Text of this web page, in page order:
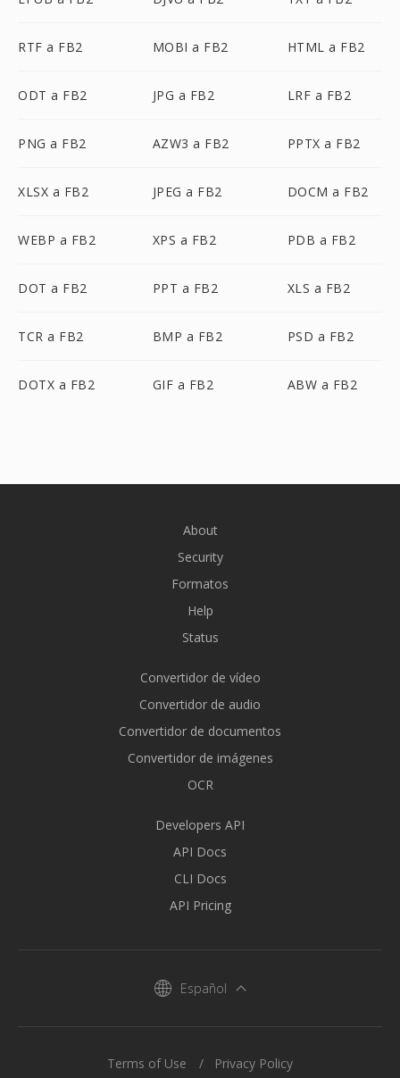
RTF a FB2 MOBI a FB2 HTML a FB2
ODT a FB2 JPG a FB2 LRF a FB2
PNG a FB2 AZW3 a FB2 PPTX a FB2
XLSX a FB2 JPEG a FB2 DOCM a FB2
WEBP a FB2 XPS a FB2 PDB a FB2
DOT a FB2 PPT a FB2 XLS a FB2
TCR a FB2 BMP a FB2 PSD a FB2
DOTX a FB2 GIF a FB2 ABW a FB2
About
Security
Formatos
Help
Status
Convertidor de vídeo
Convertidor de audio
Convertidor de documentos
Convertidor de imágenes
OCR
Developers API
API Docs
CLI Docs
API Pricing
Español
Terms of Use Privacy Policy